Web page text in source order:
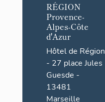
RÉGION
Provence-
Alpes-Côte
d'Azur
Hôtel de Région
- 27 place Jules
Guesde -
13481
Marseille